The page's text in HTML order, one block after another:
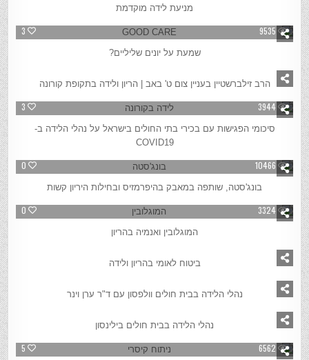
מניעת לידה מוקדמת
3 9535
שמעת על יונים שליליים?
הרב זילברשטיין בעניין צום ט' באב | הריון ולידה בתקופת קורונה
3 3944
סיכומי הפגישות עם בכירי בתי החולים בישראל על נהלי הלידה ב-
COVID19
0 10466
בונג'סטה, שותפה במאבק בהיפרמזיס ובחילות היריון קשות
0 3324
המוגלובין ואנמיה בהריון
ביטוח לאומי בהריון ולידה
נהלי הלידה בבית חולים וולפסון עם ד"ר ערן וינר
נהלי הלידה בבית חולים בילינסון
5 6562